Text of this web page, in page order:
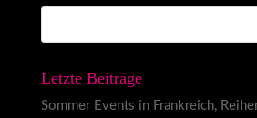
Letzte Beiträge
Sommer Events in Frankreich,